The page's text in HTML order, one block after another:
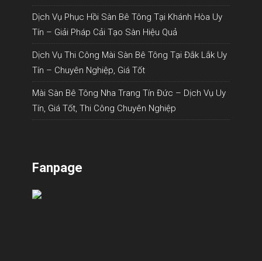
Dịch Vụ Phục Hồi Sàn Bê Tông Tại Khánh Hòa Uy
Tín – Giải Pháp Cải Tạo Sàn Hiệu Quả
Dịch Vụ Thi Công Mài Sàn Bê Tông Tại Đắk Lắk Uy
Tín – Chuyên Nghiệp, Giá Tốt
Mài Sàn Bê Tông Nha Trang Tín Đức – Dịch Vụ Uy
Tín, Giá Tốt, Thi Công Chuyên Nghiệp
Fanpage